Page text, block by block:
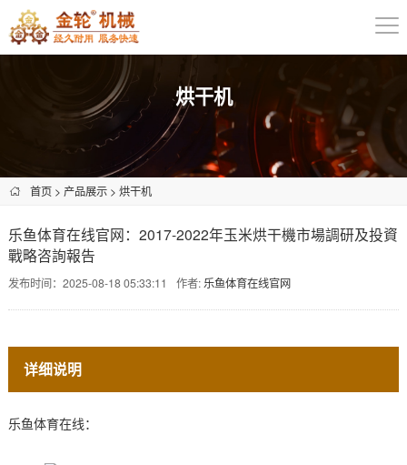
烘干机
首页> 产品展示> 烘干机
乐鱼体育在线官网：2017-2022年玉米烘干機市場調研及投資
戰略咨詢報告
发布时间：2025-08-18 05:33:11 作者: 乐鱼体育在线官网
详细说明
乐鱼体育在线：